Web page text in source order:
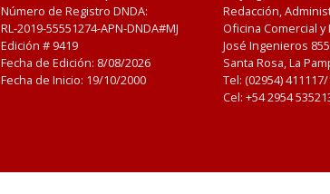
Número de Registro DNDA:
RL-2019-55551274-APN-DNDA#MJ
Edición # 9419
Fecha de Edición: 8/08/2026
Fecha de Inicio: 19/10/2000
Redacción,
Oficina Comercial
José Ingenieros
Santa Rosa, La
Tel: (02954)
Cel: +54 2954